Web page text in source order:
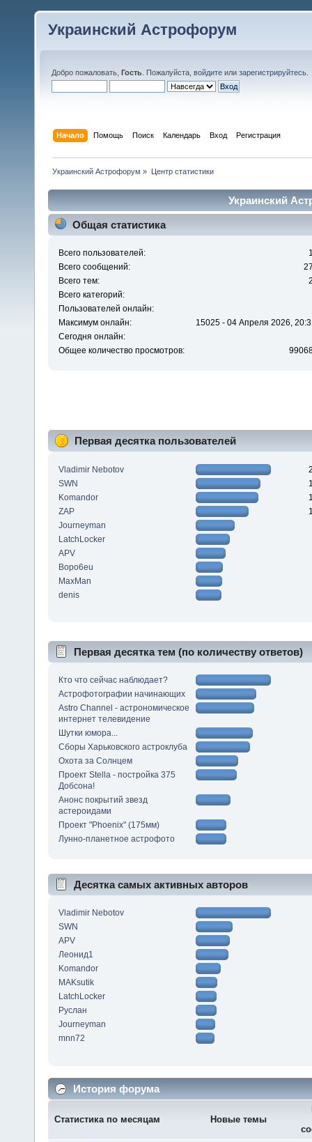
Украинский Астрофорум
Добро пожаловать, Гость . Пожалуйста, войдите или зарегистрируйтесь
Начало Помощь Поиск Календарь Вход Регистрация
Украинский Астрофорум » Центр статистики
Украинский
Общая статистика
Всего пользователей:
Всего сообщений:
Всего тем:
Всего категорий:
Пользователей онлайн:
Максимум онлайн:
15025 - 04 Апреля 2026,
Сегодня онлайн:
Общее количество просмотров:
Первая десятка пользователей
Vladimir Nebotov
SWN
Komandor
ZAP
Journeyman
LatchLocker
APV
Bopo6eu
MaxMan
denis
Первая десятка тем (по количеству ответов)
Кто что сейчас наблюдает?
Астрофотографии начинающих
Astro Channel - астрономическое
интернет телевидение
Шутки юмора...
Сборы Харьковского астроклуба
Охота за Солнцем
Проект Stella - постройка 375
Добсона!
Анонс покрытий звезд
астероидами
Проект "Phoenix" (175мм)
Лунно-планетное астрофото
Десятка самых активных авторов
Vladimir Nebotov
SWN
APV
Леонид1
Komandor
MAKsutik
LatchLocker
Руслан
Journeyman
mnn72
История форума
Статистика по месяцам Новые темы